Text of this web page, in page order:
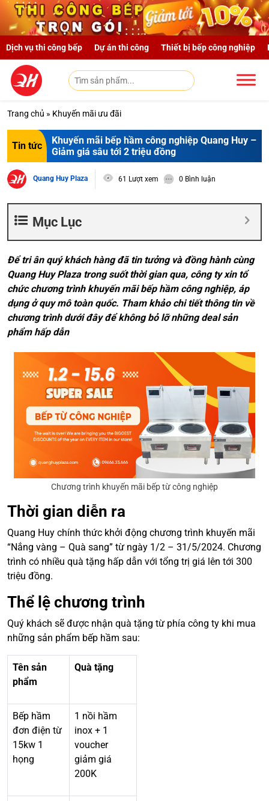
Skip to main content
Dịch vụ thi công bếp Dự án thi công Thiết bị bếp công nghiệp
Trang chủ » Khuyến mãi ưu đãi
Tin tức
Khuyến mãi bếp hầm công nghiệp Quang Huy –
Giảm giá sâu tới 2 triệu đồng
Quang Huy Plaza 61 Lượt xem 0 Bình luận
Mục Lục
Để tri ân quý khách hàng đã tin tưởng và đồng hành cùng
Quang Huy Plaza trong suốt thời gian qua, công ty xin tổ
chức chương trình khuyến mãi bếp hầm công nghiệp, áp
dụng ở quy mô toàn quốc. Tham khảo chi tiết thông tin về
chương trình dưới đây để không bỏ lỡ những deal sản
phẩm hấp dẫn
Chương trình khuyến mãi bếp từ công nghiệp
Thời gian diễn ra
Quang Huy chính thức khởi động chương trình khuyến mãi
“Nắng vàng – Quà sang” từ ngày 1/2 – 31/5/2024. Chương
trình có nhiều quà tặng hấp dẫn với tổng trị giá lên tới 300
triệu đồng.
Thể lệ chương trình
Quý khách sẽ được nhận quà tặng từ phía công ty khi mua
những sản phẩm bếp hầm sau:
Tên sản
phẩm
Quà tặng
Bếp hầm
đơn điện từ
15kw 1
họng
1 nồi hầm
inox + 1
voucher
giảm giá
200K